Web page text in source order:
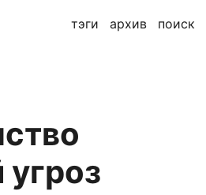
тэги архив поиск